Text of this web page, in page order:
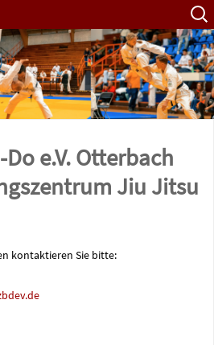
Suche
nach:
e.V. Otterbach
Jiu Jitsu
kontaktieren Sie bitte: